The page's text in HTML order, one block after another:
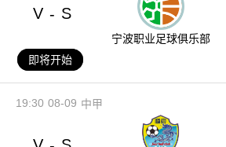
V - S
宁波职业足球俱乐部
即将开始
08-09
19:30 中甲